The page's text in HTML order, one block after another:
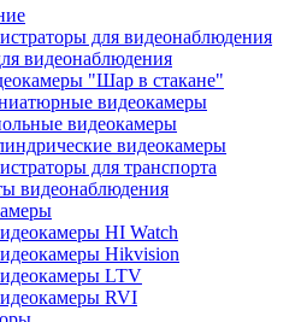
для видеонаблюдения
видеонаблюдения
"Шар в стакане"
видеокамеры
видеокамеры
видеокамеры
для транспорта
видеонаблюдения
HI Watch
Hikvision
LTV
RVI